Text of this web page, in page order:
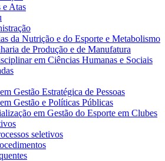
e Atas
da Nutrição e do Esporte e Metabolismo
de Produção e de Manufatura
em Ciências Humanas e Sociais
Gestão Estratégica de Pessoas
Gestão e Políticas Públicas
em Gestão do Esporte em Clubes
seletivos